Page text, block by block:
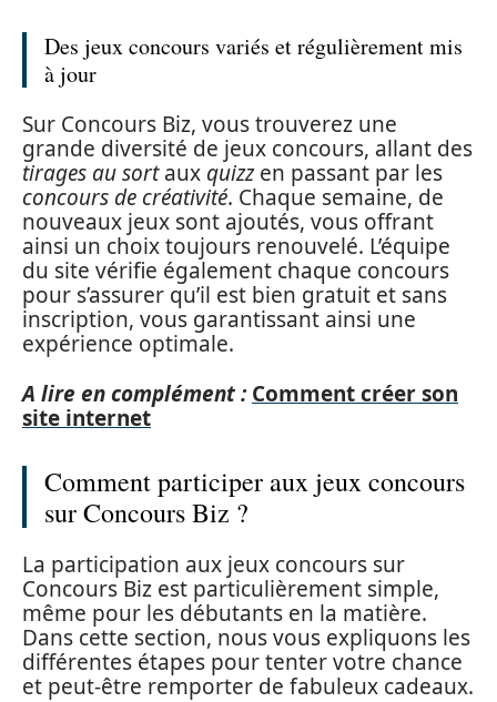
Des jeux concours variés et régulièrement mis
à jour
Sur Concours Biz, vous trouverez une
grande diversité de jeux concours, allant des
tirages au sortaux quizzen passant par les
concours de créativité. Chaque semaine, de
nouveaux jeux sont ajoutés, vous offrant
ainsi un choix toujours renouvelé. L’équipe
du site vérifie également chaque concours
pour s’assurer qu’il est bien gratuit et sans
inscription, vous garantissant ainsi une
expérience optimale.
A lire en complément : Comment créer son
site internet
Comment participer aux jeux concours
sur Concours Biz ?
La participation aux jeux concours sur
Concours Biz est particulièrement simple,
même pour les débutants en la matière.
Dans cette section, nous vous expliquons les
différentes étapes pour tenter votre chance
et peut-être remporter de fabuleux cadeaux.